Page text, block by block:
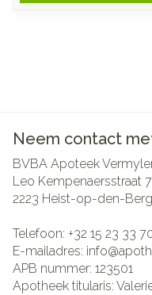
Neem contact
BVBA Apoteek
Leo Kempenaersstraat 7
2223 Heist-op-den-
Telefoon: +32 15 23 33
E-mailadres: info@
APB nummer: 123501
Apotheek titularis: